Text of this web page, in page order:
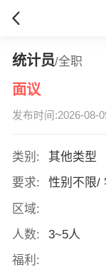
统计员/全职
面议
发布时间:2026-08-
类别:
其他类型
要求:
性别不限/
区域:
人数:
3~5人
福利: